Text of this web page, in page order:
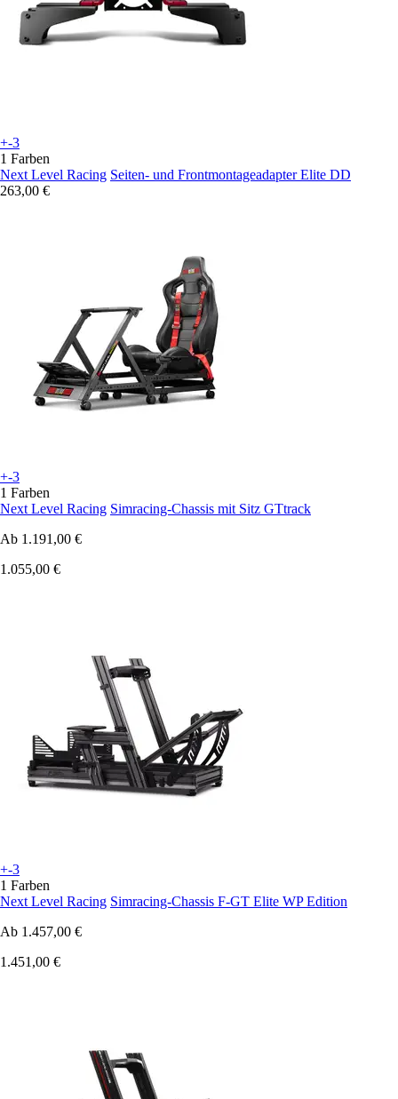
+-3
1 Farben
Next Level Racing Seiten- und Frontmontageadapter Elite DD
263,00 €
+-3
1 Farben
Next Level Racing Simracing-Chassis mit Sitz GTtrack
Ab 1.191,00 €
1.055,00 €
+-3
1 Farben
Next Level Racing Simracing-Chassis F-GT Elite WP Edition
Ab 1.457,00 €
1.451,00 €